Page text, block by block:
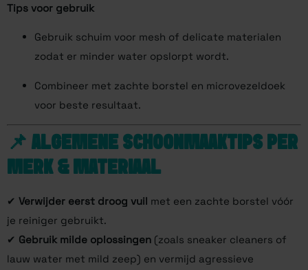
Tips voor gebruik
Gebruik schuim voor mesh of delicate materialen
zodat er minder water opslorpt wordt.
Combineer met zachte borstel en microvezeldoek
voor beste resultaat.
📌 ALGEMENE SCHOONMAAKTIPS PER
MERK & MATERIAAL
✔ Verwijder eerst droog vuil met een zachte borstel vóór
je reiniger gebruikt.
✔ Gebruik milde oplossingen (zoals sneaker cleaners of
lauw water met mild zeep) en vermijd agressieve